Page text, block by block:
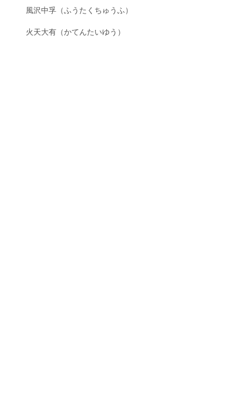
風沢中孚（ふうたくちゅうふ）
火天大有（かてんたいゆう）